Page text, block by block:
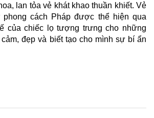
lan tỏa vẻ khát khao thuần khiết. Vẻ
phong cách Pháp được thể hiện qua
của chiếc lọ tượng trưng cho những
đẹp và biết tạo cho mình sự bí ẩn